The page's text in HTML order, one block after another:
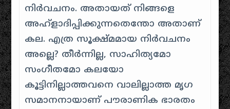
നിർവചനം. അതായത് നിങ്ങളെ
അഹ്ളാദിപ്പിക്കുന്നതെന്തോ അതാണ്
കല. എത്ര സൂക്ഷ്മമായ നിർവചനം
അല്ലെ? തീർന്നില്ല, സാഹിത്യമോ
സംഗീതമോ കലയോ
കൂട്ടിനില്ലാത്തവനെ വാലില്ലാത്ത മൃഗ
സമാനനായാണ് പൗരാണിക ഭാരതം